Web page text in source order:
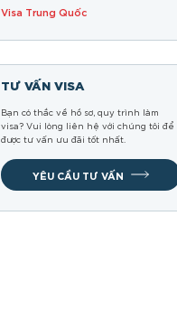
Visa Trung Quốc
TƯ VẤN VISA
Bạn có thắc về hồ sơ, quy trình làm
visa? Vui lòng liên hệ với chúng tôi để
được tư vấn ưu đãi tốt nhất.
YÊU CẦU TƯ VẤN